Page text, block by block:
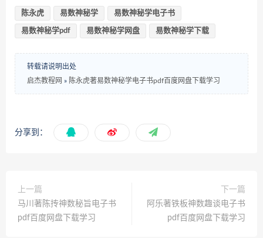
陈永虎 易数神秘学 易数神秘学电子书
易数神秘学pdf 易数神秘学网盘 易数神秘学下载
转载请说明出处
启杰教程网 » 陈永虎著易数神秘学电子书pdf百度网盘下载学习
分享到：
上一篇
马川著陈抟神数秘旨电子书
pdf百度网盘下载学习
下一篇
阿乐著铁板神数趣谈电子书
pdf百度网盘下载学习